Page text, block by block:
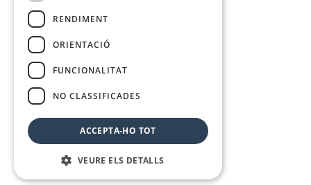
RENDIMENT
ORIENTACIÓ
FUNCIONALITAT
NO CLASSIFICADES
ACCEPTA-HO TOT
VEURE ELS DETALLS